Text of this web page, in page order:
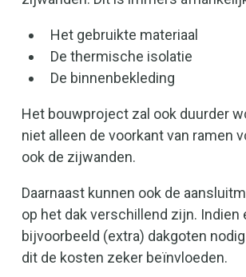
Het gebruikte materiaal
De thermische isolatie
De binnenbekleding
Het bouwproject zal ook duurder
niet alleen de voorkant van ramen
ook de zijwanden.
Daarnaast kunnen ook de
op het dak verschillend zijn. Indien
bijvoorbeeld (extra) dakgoten
dit de kosten zeker beïnvloeden.